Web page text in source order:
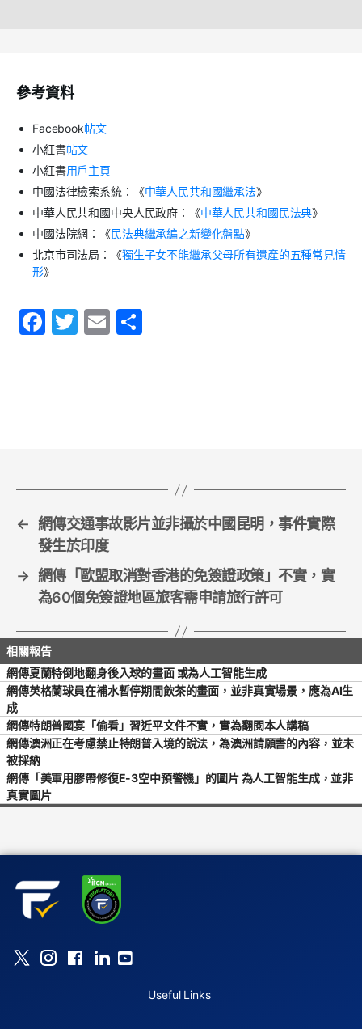
參考資料
Facebook帖文
小紅書帖文
小紅書用戶主頁
中國法律檢索系統：《中華人民共和國繼承法》
中華人民共和國中央人民政府：《中華人民共和國民法典》
中國法院網：《民法典繼承編之新變化盤點》
北京市司法局：《獨生子女不能繼承父母所有遺產的五種常見情
形》
F
T
E
← 網傳交通事故影片並非攝於中國昆明，事件實際
發生於印度
→ 網傳「歐盟取消對香港的免簽證政策」不實，實
為60個免簽證地區旅客需申請旅行許可
網傳夏蘭特倒地翻身後入球的畫面 或為人工智能生成
網傳英格蘭球員在補水暫停期間飲茶的畫面，並非真實場景，應為AI生
成
網傳特朗普國宴「偷看」習近平文件不實，實為翻閱本人講稿
網傳澳洲正在考慮禁止特朗普入境的說法，為澳洲請願書的內容，並未
被採納
網傳「美軍用膠帶修復E-3空中預警機」的圖片 為人工智能生成，並非
真實圖片
Useful Links